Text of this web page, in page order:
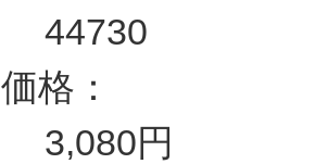
44730
価格：
3,080円